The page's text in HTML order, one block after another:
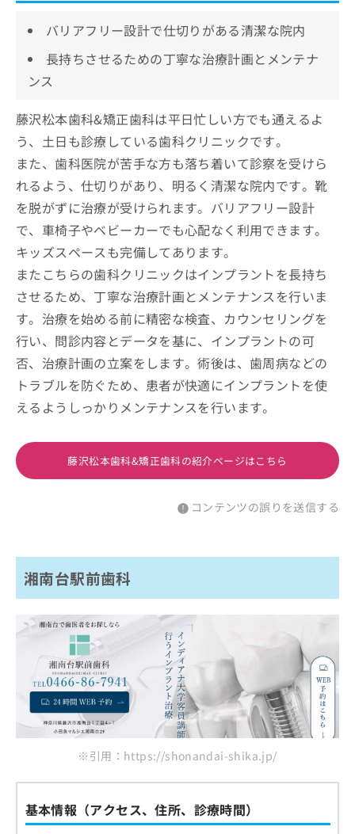
バリアフリー設計で仕切りがある清潔な院内
長持ちさせるための丁寧な治療計画とメンテナ
ンス
藤沢松本歯科&矯正歯科は平日忙しい方でも通えるよ
う、土日も診療している歯科クリニックです。
また、歯科医院が苦手な方も落ち着いて診察を受けら
れるよう、仕切りがあり、明るく清潔な院内です。靴
を脱がずに治療が受けられます。バリアフリー設計
で、車椅子やベビーカーでも心配なく利用できます。
キッズスペースも完備してあります。
またこちらの歯科クリニックはインプラントを長持ち
させるため、丁寧な治療計画とメンテナンスを行いま
す。治療を始める前に精密な検査、カウンセリングを
行い、問診内容とデータを基に、インプラントの可
否、治療計画の立案をします。術後は、歯周病などの
トラブルを防ぐため、患者が快適にインプラントを使
えるようしっかりメンテナンスを行います。
藤沢松本歯科&矯正歯科の紹介ページはこちら
コンテンツの誤りを送信する
湘南台駅前歯科
※引用：https://shonandai-shika.jp/
基本情報（アクセス、住所、診療時間）